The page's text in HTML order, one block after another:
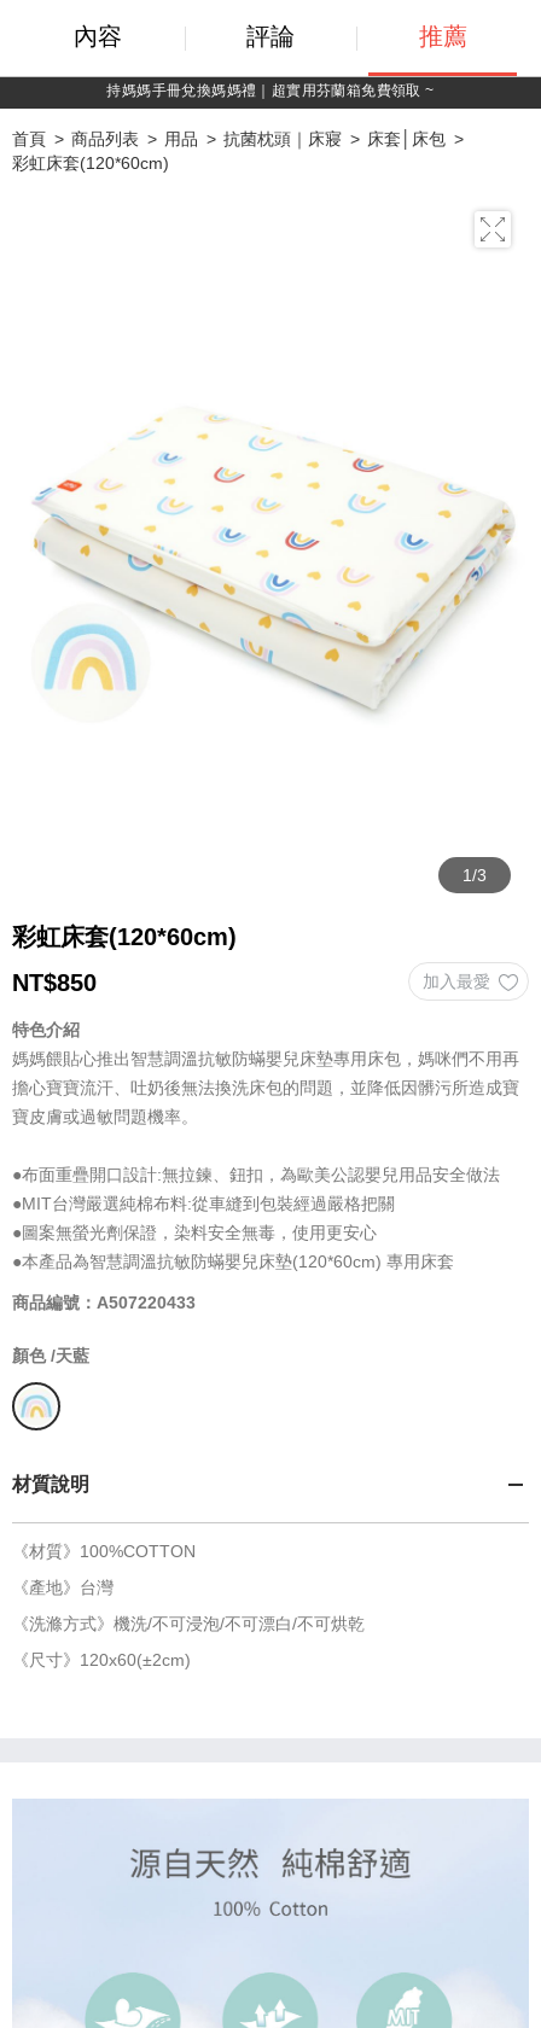
持媽媽手冊兌換媽媽禮｜超實用芬蘭箱免費領取 ~
首頁 商品列表 用品 抗菌枕頭｜床寢
床套│床包
彩虹床套(120*60cm)
彩虹床套(120*60cm)
NT$850
特色介紹
媽媽餵貼心推出智慧調溫抗敏防蟎嬰兒床墊專用床包，媽咪們不用再
擔心寶寶流汗、吐奶後無法換洗床包的問題，並降低因髒污所造成寶
寶皮膚或過敏問題機率。
●布面重疊開口設計:無拉鍊、鈕扣，為歐美公認嬰兒用品安全做法
●MIT台灣嚴選純棉布料:從車縫到包裝經過嚴格把關
●圖案無螢光劑保證，染料安全無毒，使用更安心
●本產品為智慧調溫抗敏防蟎嬰兒床墊(120*60cm) 專用床套
商品編號：A507220433
顏色 /天藍
材質說明
《材質》100%COTTON
《產地》台灣
《洗滌方式》機洗/不可浸泡/不可漂白/不可烘乾
《尺寸》120x60(±2cm)
內容 評論 推薦